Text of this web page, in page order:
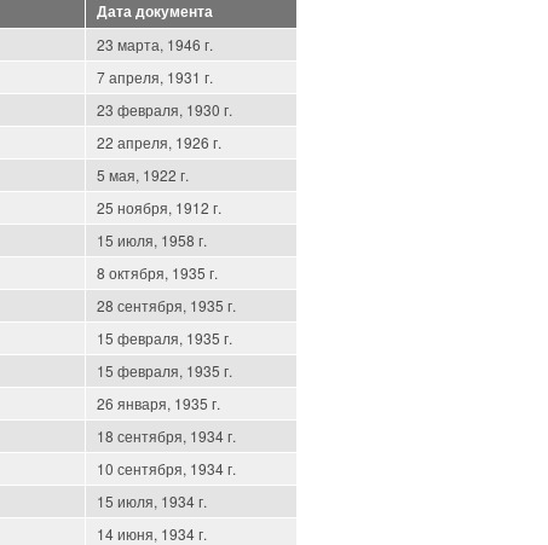
Дата документа
23 марта, 1946 г.
7 апреля, 1931 г.
23 февраля, 1930 г.
22 апреля, 1926 г.
5 мая, 1922 г.
25 ноября, 1912 г.
15 июля, 1958 г.
8 октября, 1935 г.
28 сентября, 1935 г.
15 февраля, 1935 г.
15 февраля, 1935 г.
26 января, 1935 г.
18 сентября, 1934 г.
10 сентября, 1934 г.
15 июля, 1934 г.
14 июня, 1934 г.